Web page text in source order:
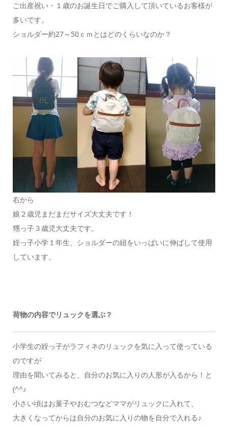
ご出産祝い・１歳のお誕生日でご購入して頂いているお客様が
多いです。
ショルダー約27～50ｃｍとはどのくらいなのか？
右から
娘２歳児まだまだサイズ大丈夫です！
甥っ子３歳児大丈夫です。
姪っ子小学１年生、ショルダーの紐をいっぱいに伸ばして使用
しています。
荷物の内容でリュックを選ぶ？
小学生の姪っ子がラフィネのリュックを気に入って使っている
のですが
理由を聞いてみると、自分のお気に入りの人形が入るから！と
(^^♪
小さい頃はお菓子やおむつなどママがリュックに入れて、
大きくなってからは自分のお気に入りの物を自分で入れる♪